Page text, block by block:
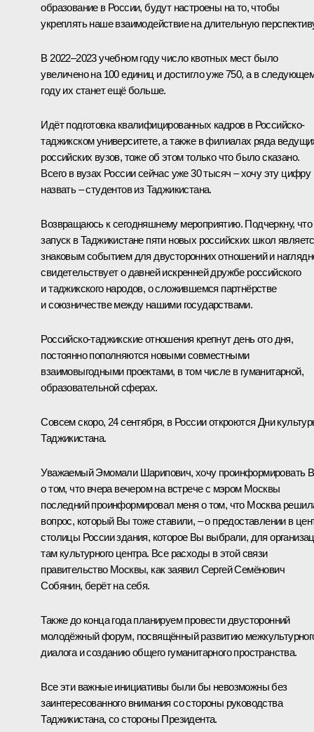
образование в России, будут настроены на то, чтобы
укреплять наше взаимодействие на длительную
В 2022–2023 учебном году число квотных мест было
увеличено на 100 единиц и достигло уже 750, а в
году их станет ещё больше.
Идёт подготовка квалифицированных кадров в Российско-
таджикском университете, а также в филиалах ряда
российских вузов, тоже об этом только что было сказано.
Всего в вузах России сейчас уже 30 тысяч – хочу эту цифру
назвать – студентов из Таджикистана.
Возвращаюсь к сегодняшнему мероприятию. Подчеркну, что
запуск в Таджикистане пяти новых российских школ
знаковым событием для двусторонних отношений и
свидетельствует о давней искренней дружбе российского
и таджикского народов, о сложившемся партнёрстве
и союзничестве между нашими государствами.
Российско-таджикские отношения крепнут день ото дня,
постоянно пополняются новыми совместными
взаимовыгодными проектами, в том числе в гуманитарной,
образовательной сферах.
Совсем скоро, 24 сентября, в России откроются Дни
Таджикистана.
Уважаемый Эмомали Шарипович, хочу проинформировать
о том, что вчера вечером на встрече с мэром Москвы
последний проинформировал меня о том, что Москва
вопрос, который Вы тоже ставили, – о предоставлении в
столицы России здания, которое Вы выбрали, для
там культурного центра. Все расходы в этой связи
правительство Москвы, как заявил Сергей Семёнович
Собянин, берёт на себя.
Также до конца года планируем провести двусторонний
молодёжный форум, посвящённый развитию
диалога и созданию общего гуманитарного пространства.
Все эти важные инициативы были бы невозможны без
заинтересованного внимания со стороны руководства
Таджикистана, со стороны Президента.